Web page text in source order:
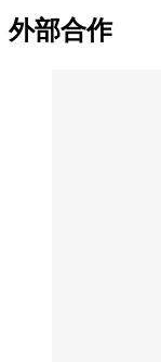
外部合作